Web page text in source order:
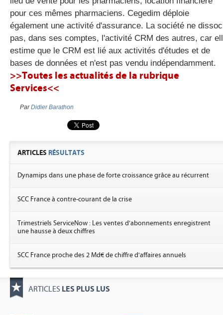
pour ces mêmes pharmaciens. Cegedim déploie
également une activité d'assurance. La société ne
pas, dans ses comptes, l'activité CRM des autres, car
estime que le CRM est lié aux activités d'études et de
bases de données et n'est pas vendu indépendamment.
>>Toutes les actualités de la rubrique
Services<<
ParDidier Barathon
ARTICLES RÉSULTATS
Dynamips dans une phase de forte croissance grâce au récurrent
SCC France à contre-courant de la crise
Trimestriels ServiceNow : Les ventes d'abonnements enregistrent
une hausse à deux chiffres
SCC France proche des 2 Md€ de chiffre d'affaires annuels
ARTICLES LES PLUS LUS